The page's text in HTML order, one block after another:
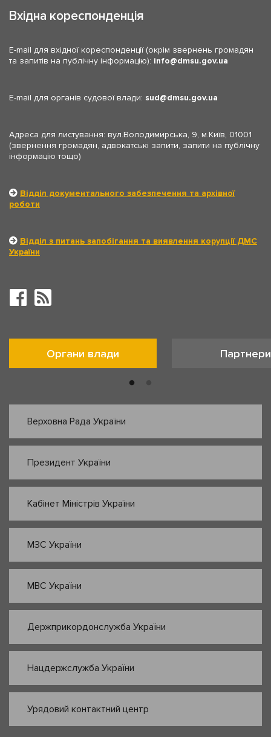
Вхідна кореспонденція
E-mail для вхідної кореспонденції (окрім звернень громадян
та запитів на публічну інформацію): info dmsu.gov.ua
E-mail для органів судової влади: sud dmsu.gov.ua
Адреса для листування: вул.Володимирська, 9, м.Київ, 01001
(звернення громадян, адвокатські запити, запити на публічну
інформацію тощо)
Відділ документального забезпечення та архівної
роботи
Відділ з питань запобігання та виявлення корупції ДМС
України
Органи влади Партнери
Верховна Рада України
Президент України
Кабінет Міністрів України
МЗС України
МВС України
Держприкордонслужба України
Нацдержслужба України
Урядовий контактний центр